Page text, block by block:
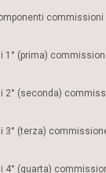
(prima)
2° (seconda)
3° (terza)
4° (quarta)